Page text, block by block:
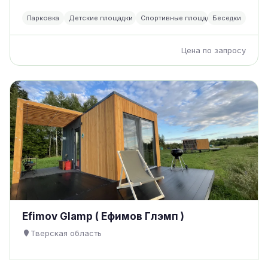
Парковка Детские площадки Спортивные площадкиБеседки
Цена по запросу
Efimov Glamp ( Ефимов Глэмп )
Тверская область